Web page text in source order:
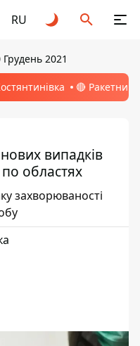
RU
2021
🔴 Ракетний
випадків
по областях
захворюваності